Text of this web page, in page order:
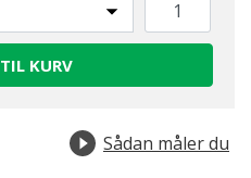
KURV
Sådan måler du